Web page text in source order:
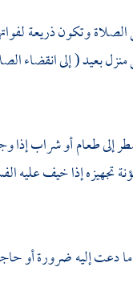
وتكون ذريعة
بعيد ( إلى انقضاء
طعام أو شراب إذا
إذا خيف عليه
دعت إليه ضرورة أو